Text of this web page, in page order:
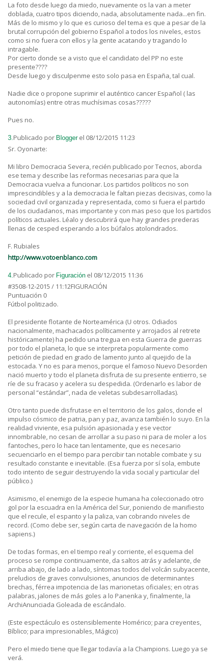
La foto desde luego da miedo, nuevamente os la van a meter
doblada, cuatro tipos diciendo, nada, absolutamente nada...en fin.
Más de lo mismo y lo que es curioso del tema es que a pesar de la
brutal corrupción del gobierno Español a todos los niveles, estos
como si no fuera con ellos y la gente acatando y tragando lo
intragable.
Por cierto donde se a visto que el candidato del PP no este
presente????
Desde luego y disculpenme esto solo pasa en España, tal cual.
Nadie dice o propone suprimir el auténtico cancer Español ( las
autonomías) entre otras muchísimas cosas?????
Pues no.
3.Publicado por Blogger el 08/12/2015 11:23
Sr. Oyonarte:
Mi libro Democracia Severa, recién publicado por Tecnos, aborda
ese tema y describe las reformas necesarias para que la
Democracia vuelva a funcionar. Los partidos políticos no son
imprescindibles y a la democracia le faltan piezas decisivas, como la
sociedad civil organizada y representada, como si fuera el partido
de los ciudadanos, mas importante y con mas peso que los partidos
políticos actuales. Léalo y descubrirá que hay grandes prederas
llenas de cesped esperando a los búfalos atolondrados.
F. Rubiales
http://www.votoenblanco.com
4.Publicado por Figuración el 08/12/2015 11:36
#3508-12-2015 / 11:12FIGURACIÓN
Puntuación 0
Fútbol politizado.
El presidente flotante de Norteamérica (U otros. Odiados
nacionalmente, machacados políticamente y arrojados al retrete
históricamente) ha pedido una tregua en esta Guerra de guerras
por todo el planeta, lo que se interpreta popularmente como
petición de piedad en grado de lamento junto al quejido de la
estocada. Y no es para menos, porque el famoso Nuevo Desorden
nació muerto y todo el planeta disfruta de su presente entierro, se
ríe de su fracaso y acelera su despedida. (Ordenarlo es labor de
personal “estándar”, nada de veletas subdesarrolladas).
Otro tanto puede disfrutase en el territorio de los galos, donde el
impulso cósmico de patria, pan y paz, avanza también lo suyo. En la
realidad viviente, esa pulsión apasionada y ese vector
innombrable, no cesan de arrollar a su paso ni para de moler a los
fantoches, pero lo hace tan lentamente, que es necesario
secuenciarlo en el tiempo para percibir tan notable combate y su
resultado constante e inevitable. (Esa fuerza por sí sola, embute
todo intento de seguir destruyendo la vida social y particular del
público.)
Asimismo, el enemigo de la especie humana ha coleccionado otro
gol por la escuadra en la América del Sur, poniendo de manifiesto
que el recule, el espanto y la paliza, van cobrando niveles de
record. (Como debe ser, según carta de navegación de la homo
sapiens.)
De todas formas, en el tiempo real y corriente, el esquema del
proceso se rompe continuamente, da saltos atrás y adelante, de
arriba abajo, de lado a lado, síntomas todos del volcán subyacente,
preludios de graves convulsiones, anuncios de determinantes
brechas, férrea impotencia de las marionetas oficiales; en otras
palabras, jalones de más goles a lo Panenka y, finalmente, la
ArchiAnunciada Goleada de escándalo.
(Este espectáculo es ostensiblemente Homérico; para creyentes,
Bíblico; para impresionables, Mágico)
Pero el miedo tiene que llegar todavía a la Champions. Luego ya se
verá.